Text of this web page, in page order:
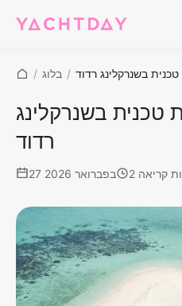
/ בלוג /
טכנית בשנרקלינג
רדוד
27 בפברואר 2026 קריאה